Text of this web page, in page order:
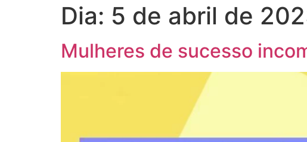
Dia: 5 de abril de
Mulheres de sucesso